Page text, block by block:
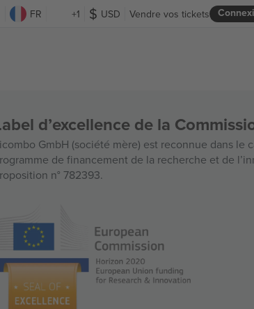
FR +1 USD Vendre vos tickets
d’excellence de la
GmbH (société mère) est reconnue dans le
de financement de la recherche et de
n° 782393.